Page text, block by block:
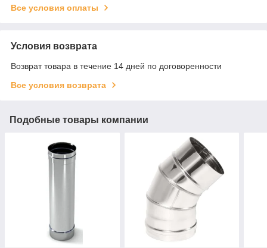
Все условия оплаты
Условия возврата
Возврат товара в течение 14 дней по договоренности
Все условия возврата
Подобные товары компании